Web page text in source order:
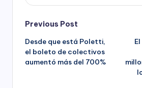
Post
navigation
Previous Post
Desde que está Poletti,
el boleto de colectivos
aumentó más del 700%